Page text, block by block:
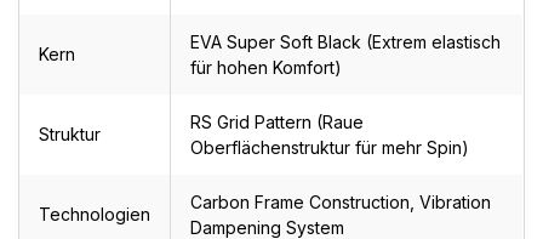
Kern
EVA Super Soft Black (Extrem elastisch
für hohen Komfort)
Struktur
RS Grid Pattern (Raue
Oberflächenstruktur für mehr Spin)
Technologien
Carbon Frame Construction, Vibration
Dampening System